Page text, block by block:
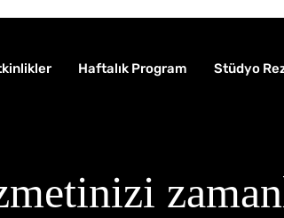
Haftalık Program Stüdyo